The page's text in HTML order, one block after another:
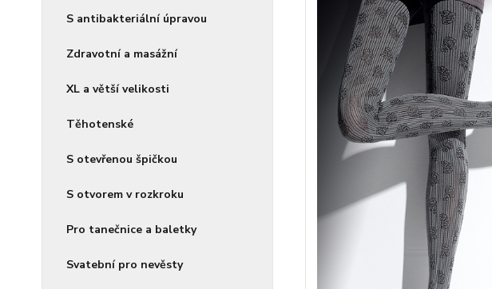
S antibakteriální úpravou
Zdravotní a masážní
XL a větší velikosti
Těhotenské
S otevřenou špičkou
S otvorem v rozkroku
Pro tanečnice a baletky
Svatební pro nevěsty